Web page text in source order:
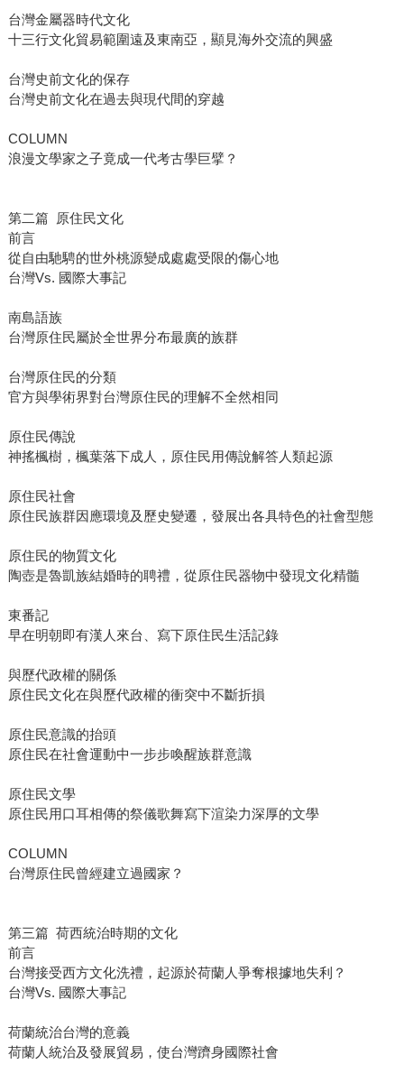
台灣金屬器時代文化
十三行文化貿易範圍遠及東南亞，顯見海外交流的興盛
台灣史前文化的保存
台灣史前文化在過去與現代間的穿越
COLUMN
浪漫文學家之子竟成一代考古學巨擘？
第二篇 原住民文化
前言
從自由馳騁的世外桃源變成處處受限的傷心地
台灣Vs. 國際大事記
南島語族
台灣原住民屬於全世界分布最廣的族群
台灣原住民的分類
官方與學術界對台灣原住民的理解不全然相同
原住民傳說
神搖楓樹，楓葉落下成人，原住民用傳說解答人類起源
原住民社會
原住民族群因應環境及歷史變遷，發展出各具特色的社會型態
原住民的物質文化
陶壺是魯凱族結婚時的聘禮，從原住民器物中發現文化精髓
東番記
早在明朝即有漢人來台、寫下原住民生活記錄
與歷代政權的關係
原住民文化在與歷代政權的衝突中不斷折損
原住民意識的抬頭
原住民在社會運動中一步步喚醒族群意識
原住民文學
原住民用口耳相傳的祭儀歌舞寫下渲染力深厚的文學
COLUMN
台灣原住民曾經建立過國家？
第三篇 荷西統治時期的文化
前言
台灣接受西方文化洗禮，起源於荷蘭人爭奪根據地失利？
台灣Vs. 國際大事記
荷蘭統治台灣的意義
荷蘭人統治及發展貿易，使台灣躋身國際社會